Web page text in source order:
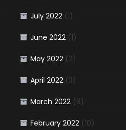
July 2022 (1)
June 2022 (1)
May 2022 (2)
April 2022 (3)
March 2022 (8)
February 2022 (10)